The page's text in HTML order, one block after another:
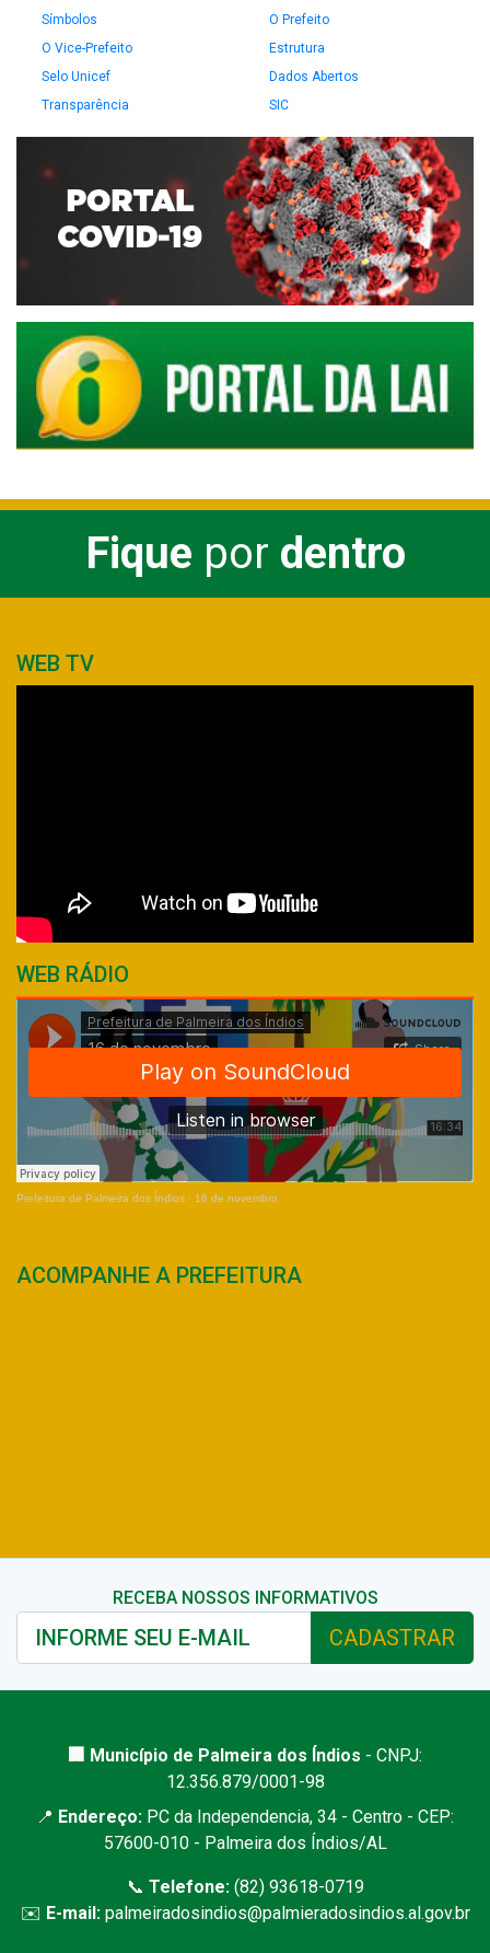
Símbolos
O Prefeito
O Vice-Prefeito
Estrutura
Selo Unicef
Dados Abertos
Transparência
SIC
Fique por dentro
WEB TV
WEB RÁDIO
Prefeitura de Palmeira dos Índios · 16 de novembro
ACOMPANHE A PREFEITURA
RECEBA NOSSOS INFORMATIVOS
CADASTRAR
🏢 Município de Palmeira dos Índios - CNPJ:
12.356.879/0001-98
📍 Endereço: PC da Independencia, 34 - Centro - CEP:
57600-010 - Palmeira dos Índios/AL
📞 Telefone:(82) 93618-0719
✉️ E-mail: palmeiradosindios@palmieradosindios.al.gov.br